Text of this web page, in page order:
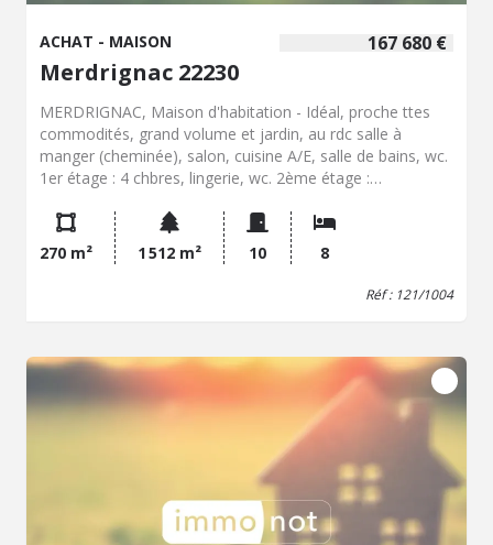
167 680 €
ACHAT - MAISON
Merdrignac 22230
MERDRIGNAC, Maison d'habitation - Idéal, proche ttes
commodités, grand volume et jardin, au rdc salle à
manger (cheminée), salon, cuisine A/E, salle de bains, wc.
1er étage : 4 chbres, lingerie, wc. 2ème étage :
dépendance (chaufferie, remise). - Classe énergie : F -
Classe climat : F - Logement à consommation
énergétique excessive : classe F => au 1/01/2028 si vente
ou location : Obligation niveau de performance compris
2023) - Prix Hon. Négo Inclus : 167 680 € dont 4,80% Hon.
Négo TTC charge acq. Prix Hors Hon. Négo :160 000 € -
Réf : 121/1004
270 m² 1 512 m² 10 8
Réf : 121/1004